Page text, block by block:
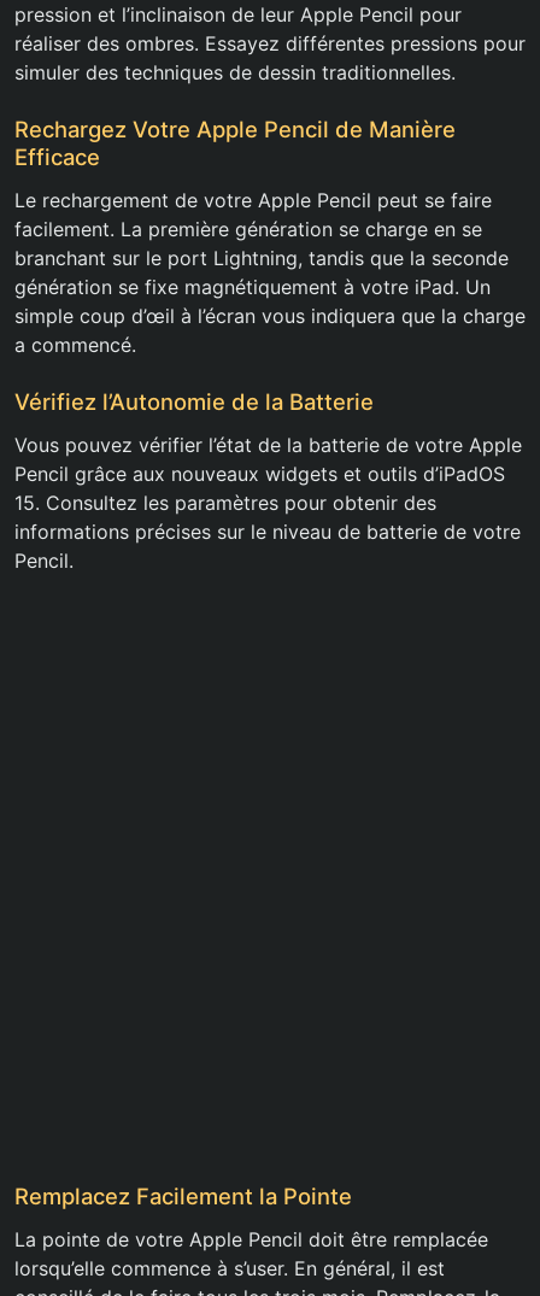
pression et l’inclinaison de leur Apple Pencil pour
réaliser des ombres. Essayez différentes pressions pour
simuler des techniques de dessin traditionnelles.
Rechargez Votre Apple Pencil de Manière
Efficace
Le rechargement de votre Apple Pencil peut se faire
facilement. La première génération se charge en se
branchant sur le port Lightning, tandis que la seconde
génération se fixe magnétiquement à votre iPad. Un
simple coup d’œil à l’écran vous indiquera que la charge
a commencé.
Vérifiez l’Autonomie de la Batterie
Vous pouvez vérifier l’état de la batterie de votre Apple
Pencil grâce aux nouveaux widgets et outils d’iPadOS
15. Consultez les paramètres pour obtenir des
informations précises sur le niveau de batterie de votre
Pencil.
Remplacez Facilement la Pointe
La pointe de votre Apple Pencil doit être remplacée
lorsqu’elle commence à s’user. En général, il est